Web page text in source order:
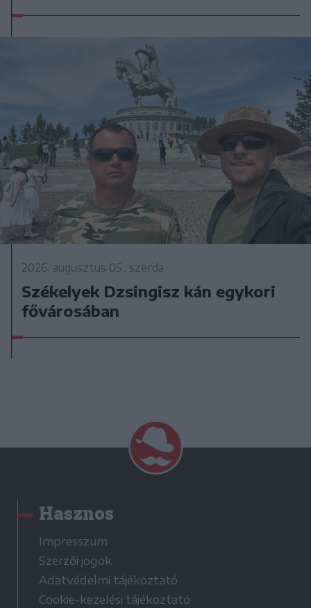
2026. augusztus 05., szerda
Székelyek Dzsingisz kán egykori
fővárosában
Hasznos
Impresszum
Szerzői jogok
Adatvédelmi tájékoztató
Cookie-kezelési tájékoztató